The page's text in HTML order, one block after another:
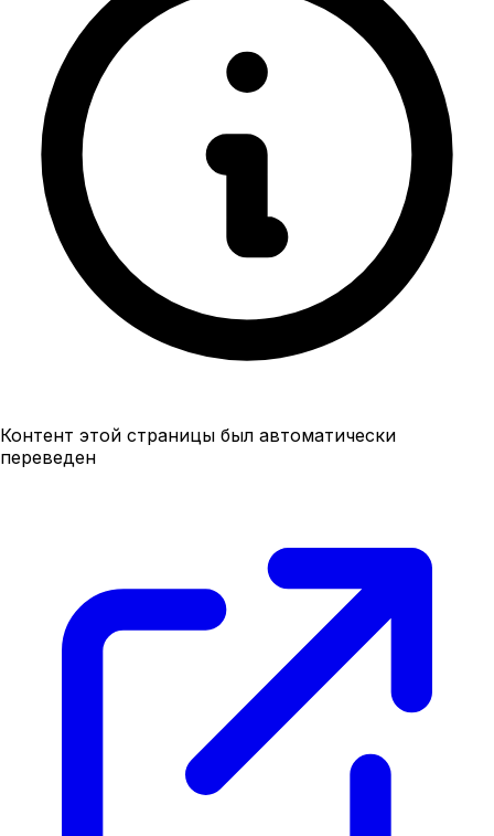
Контент этой страницы был автоматически
переведен